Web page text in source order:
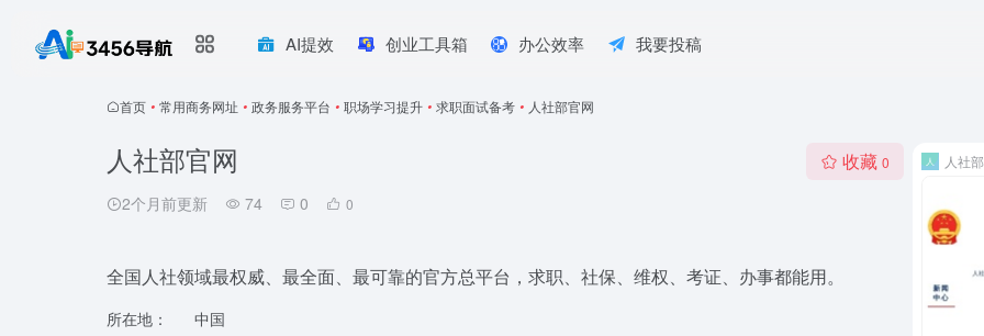
AI提效 创业工具箱 办公效率 我要投稿
首页 • 常用商务网址 • 政务服务平台 • 职场学习提升 • 求职面试备考 • 人社部官网
人社部官网
2个月前更新 74 0 0
收藏 0
全国人社领域最权威、最全面、最可靠的官方总平台，求职、社保、维权、考证、办事都能用。
所在地：
中国
人社